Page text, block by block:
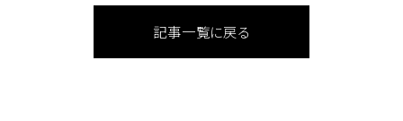
記事一覧に戻る